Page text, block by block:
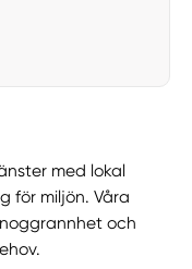
med lokal
för miljön. Våra
och